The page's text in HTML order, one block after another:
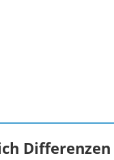
Differenzen